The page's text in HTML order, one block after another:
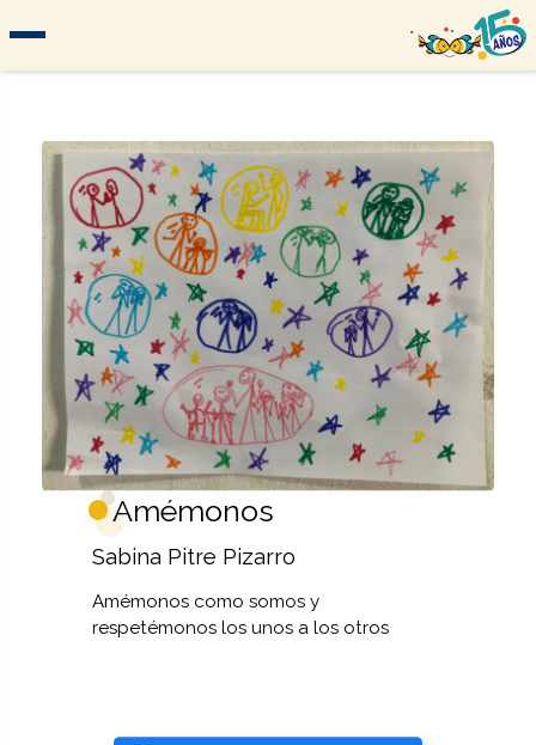
Amémonos
Sabina Pitre Pizarro
Amémonos como somos y
respetémonos los unos a los otros